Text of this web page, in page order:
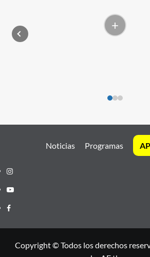
+
Noticias Programas
Instagram
Youtube
Facebook
Copyright © Todos los derechos